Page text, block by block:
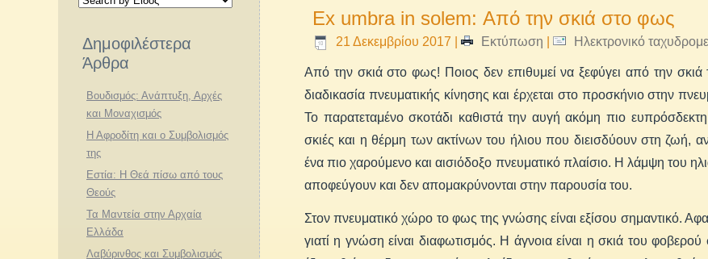
Δημοφιλέστερα
Άρθρα
Βουδισμός: Ανάπτυξη, Αρχές
και Μοναχισμός
Η Αφροδίτη και ο Συμβολισμός
της
Εστία: Η Θεά πίσω από τους
Θεούς
Τα Μαντεία στην Αρχαία
Ελλάδα
Λαβύρινθος και Συμβολισμός
Ex umbra in solem: Από την σκιά στο φως
21 Δεκεμβρίου 2017 Εκτύπωση Ηλεκτρονικό
Από την σκιά στο φως! Ποιος δεν επιθυμεί να ξεφύγει από την σκιά
διαδικασία πνευματικής κίνησης και έρχεται στο προσκήνιο στην
Το παρατεταμένο σκοτάδι καθιστά την αυγή ακόμη πιο
σκιές και η θέρμη των ακτίνων του ήλιου που διεισδύουν στη ζωή,
ένα πιο χαρούμενο και αισιόδοξο πνευματικό πλαίσιο. Η λάμψη του
αποφεύγουν και δεν απομακρύνονται στην παρουσία του.
Στον πνευματικό χώρο το φως της γνώσης είναι εξίσου σημαντικό.
γιατί η γνώση είναι διαφωτισμός. Η άγνοια είναι η σκιά του